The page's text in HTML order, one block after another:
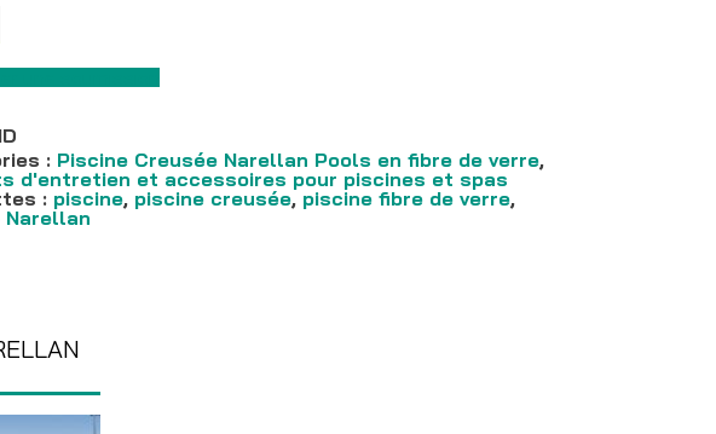
: Piscine Creusée Narellan Pools en fibre de verre,
d'entretien et accessoires pour piscines et spas
: piscine, piscine creusée, piscine fibre de verre,
Narellan